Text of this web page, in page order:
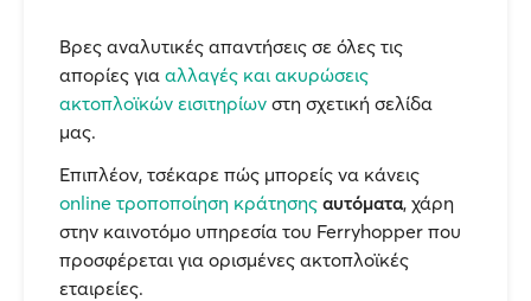
Βρες αναλυτικές απαντήσεις σε όλες τις
απορίες για αλλαγές και ακυρώσεις
ακτοπλοϊκών εισιτηρίων στη σχετική σελίδα
μας.
Επιπλέον, τσέκαρε πώς μπορείς να κάνεις
online τροποποίηση κράτησης αυτόματα, χάρη
στην καινοτόμο υπηρεσία του Ferryhopper που
προσφέρεται για ορισμένες ακτοπλοϊκές
εταιρείες.